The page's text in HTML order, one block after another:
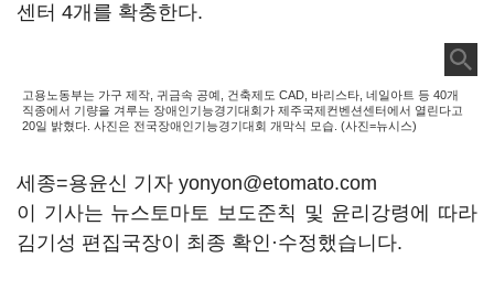
센터 4개를 확충한다.
고용노동부는 가구 제작, 귀금속 공예, 건축제도 CAD, 바리스타, 네일아트 등 40개
직종에서 기량을 겨루는 장애인기능경기대회가 제주국제컨벤션센터에서 열린다고
20일 밝혔다. 사진은 전국장애인기능경기대회 개막식 모습. (사진=뉴시스)
세종=용윤신 기자 yonyon@etomato.com
이 기사는 뉴스토마토 보도준칙 및 윤리강령에 따라
김기성 편집국장이 최종 확인·수정했습니다.